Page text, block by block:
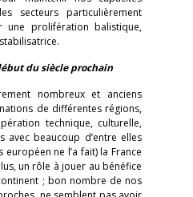
secteurs particulièrement
une prolifération balistique,
du siècle prochain
nombreux et anciens
de différentes régions,
technique, culturelle,
avec beaucoup d’entre elles
européen ne l’a fait) la France
un rôle à jouer au bénéfice
; bon nombre de nos